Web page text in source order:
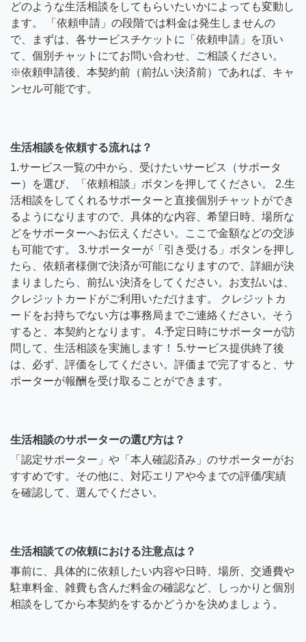
どのような生活相談をしてもらいたいかによっても変動し
ます。 「依頼申請」の段階では料金は発生しませんの
で、まずは、各サービスチケットに「依頼申請」を頂い
て、個別チャットにてお問い合わせ、ご相談ください。
※依頼申請後、本契約前（前払い決済前）であれば、キャ
ンセル可能です。
生活相談を依頼する流れは？
1.サービス一覧の中から、受けたいサービス（サポータ
ー）を選び、「依頼相談」ボタンを押してください。 2.生
活相談をしてくれるサポーターと直接個別チャットができ
るようになりますので、具体的な内容、希望日時、場所な
どをサポーターへお伝えください。ここで金額などの交渉
も可能です。 3.サポーターが「引き受ける」ボタンを押し
たら、依頼者様側で決済が可能になりますので、詳細が決
まりましたら、前払い決済をしてください。お支払いは、
クレジットカードがご利用いただけます。 クレジットカ
ードをお持ちでない方は事務局までご連絡ください。そう
すると、本契約となります。 4.予定日時にサポーターが訪
問して、生活相談を実施します！ 5.サービス提供終了後
は、必ず、評価をしてください。評価まで完了すると、サ
ポーターが報酬を受け取ることができます。
生活相談のサポーターの選び方は？
「認定サポーター」や「本人確認済み」のサポーターがお
すすめです。その他に、対応エリアや今までの評価/実績
を確認して、選んでください。
生活相談ての依頼における注意点は？
事前に、具体的に依頼したい内容や日時、場所、交通費や
駐車料金、雑費も含んだ料金の確認など、しっかりと個別
相談をしてから本契約をするかどうかを決めましょう。